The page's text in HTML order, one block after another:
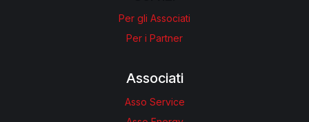
Per gli Associati
Per i Partner
Associati
Asso Service